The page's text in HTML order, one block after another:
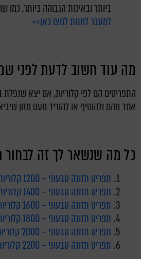
ביותר ובאיכות הגבוהה ביותר, כמו
למעבר לחנות לחצו כאן>>
מה עוד חשוב לדעת לפני
אחד מהם ולהוסיף או להוריד מעט מזון
כל מה שנשאר לך זה לבחור
תפריט תזונה טבעוני – 1200 קלוריות >>
תפריט תזונה טבעוני – 1400 קלוריות >>
תפריט תזונה טבעוני – 1600 קלוריות >>
תפריט תזונה טבעוני – 1800 קלוריות >>
תפריט תזונה טבעוני – 2000 קלוריות >>
תפריט תזונה טבעוני – 2200 קלוריות >>